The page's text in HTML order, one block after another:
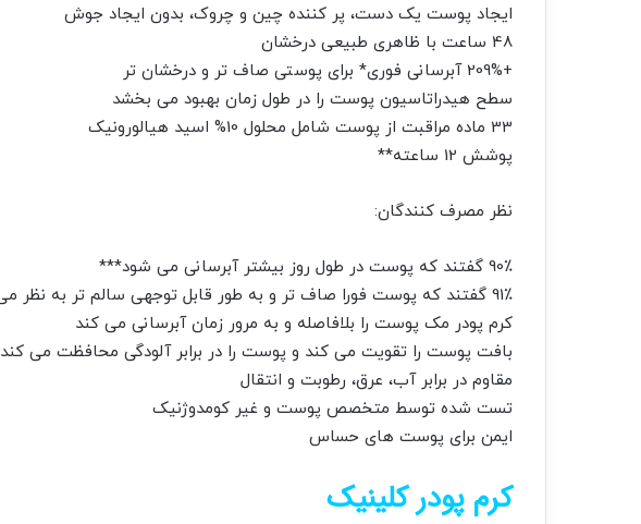
ایجاد پوست یک دست، پر کننده چین و چروک، بدون ایجاد جوش
48 ساعت با ظاهری طبیعی درخشان
+209% آبرسانی فوری* برای پوستی صاف تر و درخشان تر
سطح هیدراتاسیون پوست را در طول زمان بهبود می بخشد
33 ماده مراقبت از پوست شامل محلول 10% اسید هیالورونیک
پوشش 12 ساعته**
نظر مصرف کنندگان:
90٪ گفتند که پوست در طول روز بیشتر آبرسانی می شود***
91٪ گفتند که پوست فورا صاف تر و به طور قابل توجهی سالم تر به نظر می رسد***
کرم پودر مک پوست را بلافاصله و به مرور زمان آبرسانی می کند
بافت پوست را تقویت می کند و پوست را در برابر آلودگی محافظت می کند
مقاوم در برابر آب، عرق، رطوبت و انتقال
تست شده توسط متخصص پوست و غیر کومدوژنیک
ایمن برای پوست های حساس
کرم پودر کلینیک